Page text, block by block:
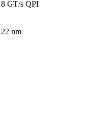
8 GT/s QPI
22 nm